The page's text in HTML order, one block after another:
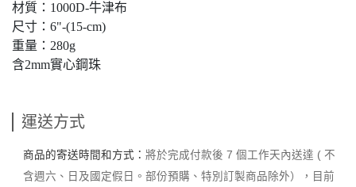
材質：1000D-牛津布
尺寸：6"-(15-cm)
重量：280g
含2mm實心鋼珠
運送方式
商品的寄送時間和方式： 將於完成付款後 7 個工作天內送達 ( 不
含週六、日及國定假日。部份預購、特別訂製商品除外），目前